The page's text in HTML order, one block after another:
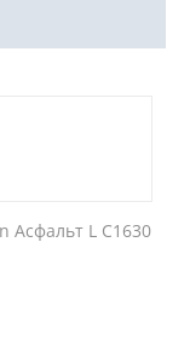
Асфальт L C1630